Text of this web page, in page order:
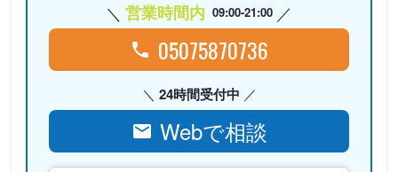
営業時間内 09:00-21:00
05075870736
24時間受付中
Webで相談